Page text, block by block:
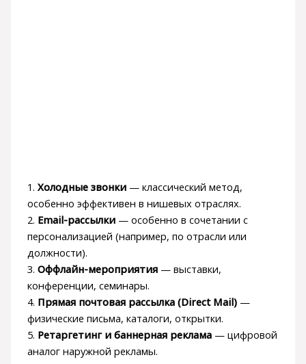
1. Холодные звонки— классический метод,
особенно эффективен в нишевых отраслях.
2. Email-рассылки— особенно в сочетании с
персонализацией (например, по отрасли или
должности).
3. Оффлайн-мероприятия— выставки,
конференции, семинары.
4. Прямая почтовая рассылка (Direct Mail)—
физические письма, каталоги, открытки.
5. Ретаргетинг и баннерная реклама— цифровой
аналог наружной рекламы.